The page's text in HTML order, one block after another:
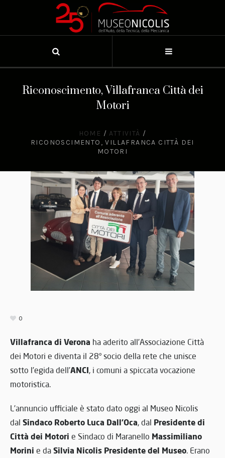
Riconoscimento, Villafranca Città dei
Motori
HOME / ATTIVITÀ /
RICONOSCIMENTO, VILLAFRANCA CITTÀ DEI
MOTORI
0
Villafranca di Verona ha aderito all’Associazione Città
dei Motori e diventa il 28° socio della rete che unisce
sotto l’egida dell’ANCI, i comuni a spiccata vocazione
motoristica.
L’annuncio ufficiale è stato dato oggi al Museo Nicolis
dal Sindaco Roberto Luca Dall’Oca, dal Presidente di
Città dei Motori e Sindaco di Maranello Massimiliano
Morini e da Silvia Nicolis Presidente del Museo. Erano